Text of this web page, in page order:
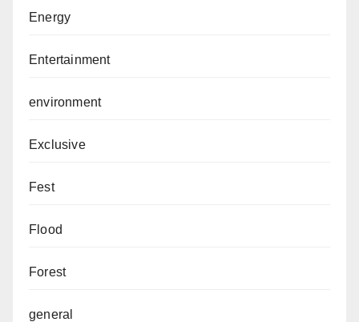
Energy
Entertainment
environment
Exclusive
Fest
Flood
Forest
general